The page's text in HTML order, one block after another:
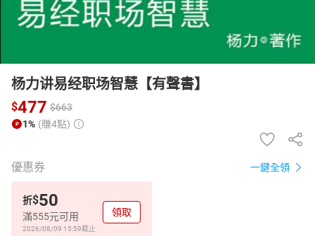
杨力讲易经职场智慧【有聲書】
$477 $663
1% (賺4點)
優惠券 一鍵全領
折$50
滿555元可用
2026/08/09 15:59截止
領取